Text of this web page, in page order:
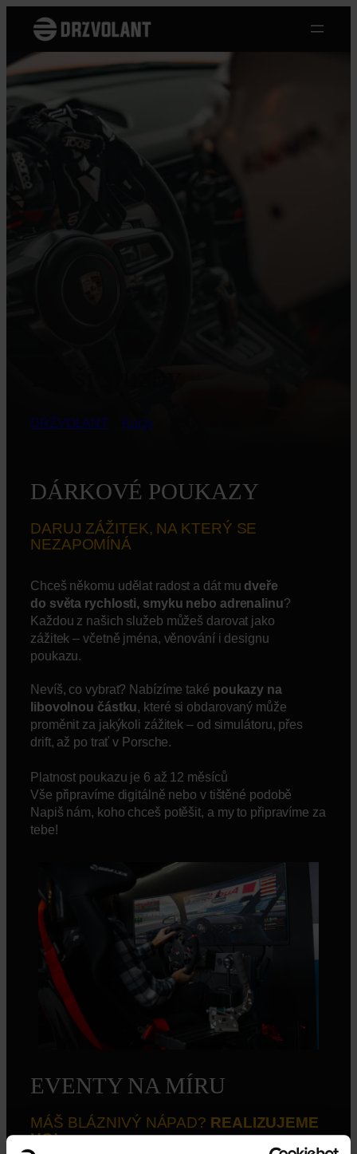
Přeskočit
obsah
DRŽVOLANT Kurzy
DÁRKOVÉ POUKAZY
DARUJ ZÁŽITEK, NA KTERÝ SE
NEZAPOMÍNÁ
Chceš někomu udělat radost a dát mu dveře
do světa rychlosti, smyku nebo adrenalinu?
Každou z našich služeb můžeš darovat jako
zážitek – včetně jména, věnování i designu
poukazu.
Nevíš, co vybrat? Nabízíme také poukazy na
libovolnou částku, které si obdarovaný může
proměnit za jakýkoli zážitek – od simulátoru, přes
drift, až po trať v Porsche.
Platnost poukazu je 6 až 12 měsíců
Vše připravíme digitálně nebo v tištěné podobě
Napiš nám, koho chceš potěšit, a my to připravíme za
tebe!
EVENTY NA MÍRU
MÁŠ BLÁZNIVÝ NÁPAD? REALIZUJEME
HO!